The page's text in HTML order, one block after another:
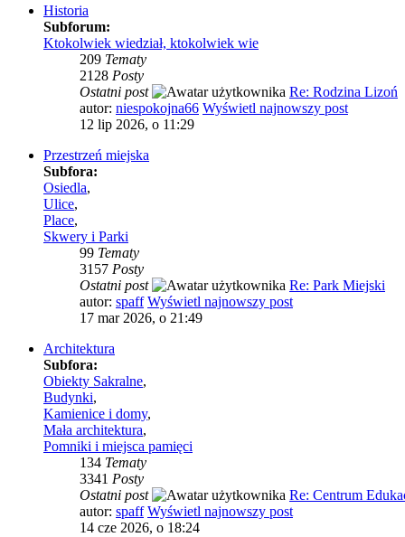
Historia
Subforum:
Ktokolwiek wiedział, ktokolwiek wie
209 Tematy
2128 Posty
Ostatni post
Re: Rodzina Lizoń
autor: niespokojna66 Wyświetl najnowszy post
12 lip 2026, o 11:29
Przestrzeń miejska
Subfora:
Osiedla,
Ulice,
Place,
Skwery i Parki
99 Tematy
3157 Posty
Ostatni post
Re: Park Miejski
autor: spaff Wyświetl najnowszy post
17 mar 2026, o 21:49
Architektura
Subfora:
Obiekty Sakralne,
Budynki,
Kamienice i domy,
Mała architektura,
Pomniki i miejsca pamięci
134 Tematy
3341 Posty
Ostatni post
Re: Centrum
autor: spaff Wyświetl najnowszy post
14 cze 2026, o 18:24